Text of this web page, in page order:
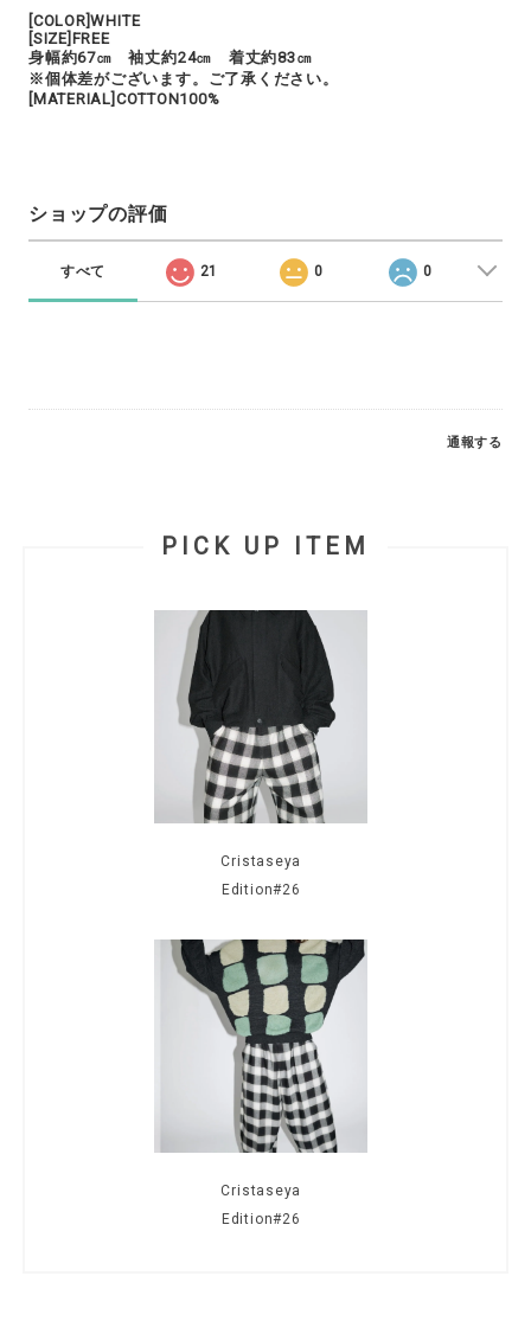
[COLOR]WHITE
[SIZE]FREE
身幅約67㎝ 袖丈約24㎝ 着丈約83㎝
※個体差がございます。ご了承ください。
[MATERIAL]COTTON100%
ショップの評価
すべて 21 0 0
通報する
PICK UP ITEM
Cristaseya
Edition#26
Cristaseya
Edition#26